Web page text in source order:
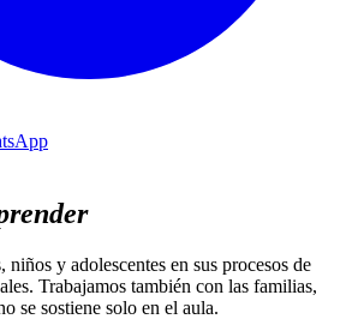
niños y adolescentes en sus procesos de
Trabajamos también con las familias,
se sostiene solo en el aula.